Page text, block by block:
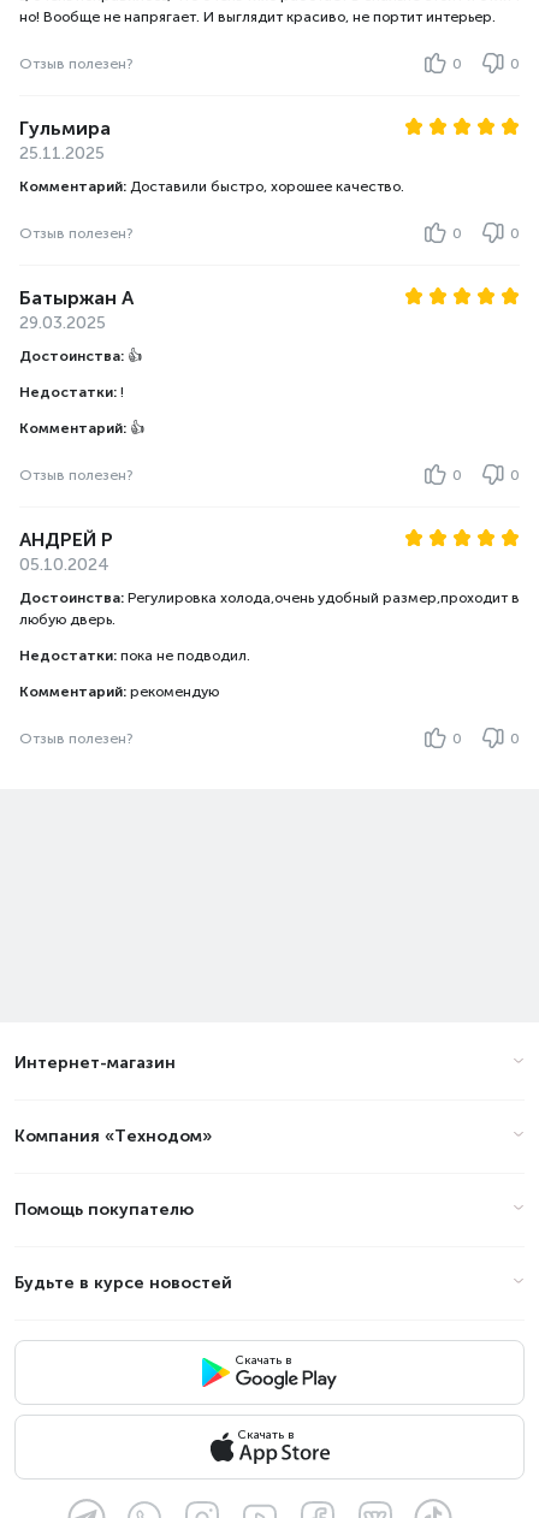
но! Вообще не напрягает. И выглядит красиво, не портит интерьер.
Отзыв полезен? 0 0
Гульмира
25.11.2025
Комментарий: Доставили быстро, хорошее качество.
Отзыв полезен? 0 0
Батыржан А
29.03.2025
Достоинства: 👍
Недостатки: !
Комментарий: 👍
Отзыв полезен? 0 0
АНДРЕЙ Р
05.10.2024
Достоинства: Регулировка холода,очень удобный размер,проходит в
любую дверь.
Недостатки: пока не подводил.
Комментарий: рекомендую
Отзыв полезен? 0 0
Интернет-магазин
Компания «Технодом»
Помощь покупателю
Будьте в курсе новостей
Скачать в
Скачать в